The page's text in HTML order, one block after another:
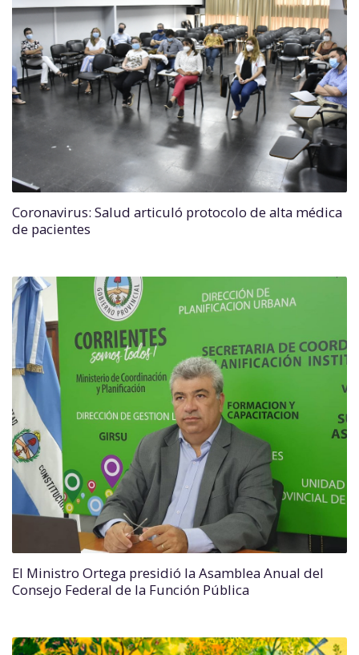
Coronavirus: Salud articuló protocolo de alta médica
de pacientes
El Ministro Ortega presidió la Asamblea Anual del
Consejo Federal de la Función Pública